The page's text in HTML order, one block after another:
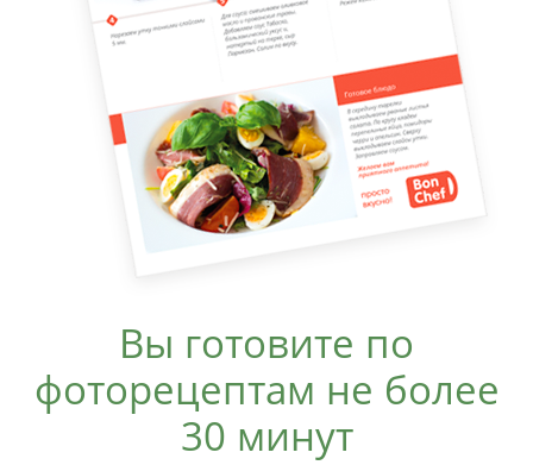
Вы готовите по
фоторецептам не более
30 минут